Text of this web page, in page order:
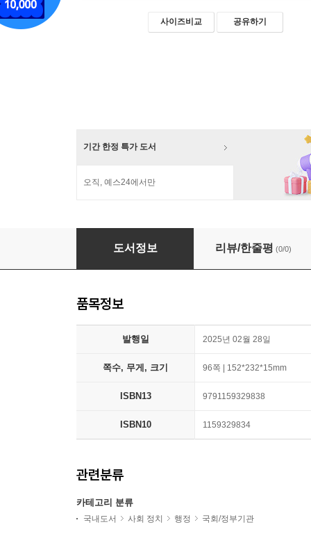
사이즈비교 공유하기
기간 한정 특가 도서
오직, 예스24에서만
한국의 시간선호 추정에 대한 연구
도서정보 리뷰/한줄평 (0/0)
품목정보
발행일 2025년 02월 28일
쪽수, 무게, 크기 96쪽 | 152*232*15mm
ISBN13 9791159329838
ISBN10 1159329834
관련분류
카테고리 분류
국내도서 사회 정치 행정 국회/정부기관